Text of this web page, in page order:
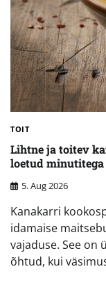
TOIT
Lihtne ja toitev
loetud minutitega
5. Aug 2026
Kanakarri
idamaise
vajaduse. See on
õhtud, kui